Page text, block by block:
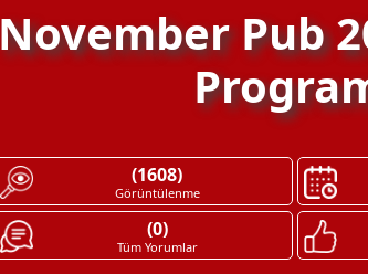
November Pub
(1608)
Görüntülenme
(0)
Tüm Yorumlar